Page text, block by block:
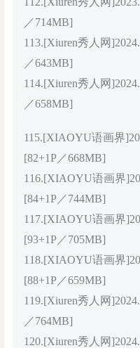
／714MB]
113.[Xiuren秀人网
／643MB]
114.[Xiuren秀人网
／658MB]
115.[XIAOYU语画界
[82+1P／668MB]
116.[XIAOYU语画界
[84+1P／744MB]
117.[XIAOYU语画界
[93+1P／705MB]
118.[XIAOYU语画界
[88+1P／659MB]
119.[Xiuren秀人网
／764MB]
120.[Xiuren秀人网